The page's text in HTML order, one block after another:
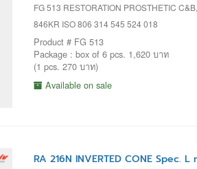
FG 513 RESTORATION PROSTHETIC
846KR ISO 806 314 545 524 018
Product # FG 513
Package : box of 6 pcs. 1,620 บาท
(1 pcs. 270 บาท)
Available on sale
RA 216N INVERTED CONE Spec.